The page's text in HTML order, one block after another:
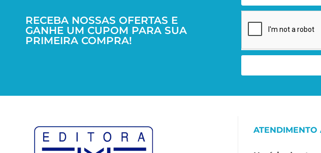
RECEBA NOSSAS OFERTAS E
GANHE UM CUPOM PARA SUA
PRIMEIRA COMPRA!
ATENDIMENTO